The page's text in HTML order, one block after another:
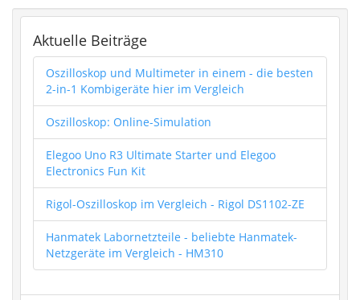
Aktuelle Beiträge
Oszilloskop und Multimeter in einem - die besten
2-in-1 Kombigeräte hier im Vergleich
Oszilloskop: Online-Simulation
Elegoo Uno R3 Ultimate Starter und Elegoo
Electronics Fun Kit
Rigol-Oszilloskop im Vergleich - Rigol DS1102-ZE
Hanmatek Labornetzteile - beliebte Hanmatek-
Netzgeräte im Vergleich - HM310